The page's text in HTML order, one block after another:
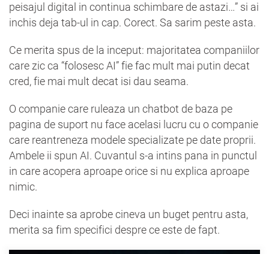
peisajul digital in continua schimbare de astazi…” si ai
inchis deja tab-ul in cap. Corect. Sa sarim peste asta.
Ce merita spus de la inceput: majoritatea companiilor
care zic ca “folosesc AI” fie fac mult mai putin decat
cred, fie mai mult decat isi dau seama.
O companie care ruleaza un chatbot de baza pe
pagina de suport nu face acelasi lucru cu o companie
care reantreneza modele specializate pe date proprii.
Ambele ii spun AI. Cuvantul s-a intins pana in punctul
in care acopera aproape orice si nu explica aproape
nimic.
Deci inainte sa aprobe cineva un buget pentru asta,
merita sa fim specifici despre ce este de fapt.